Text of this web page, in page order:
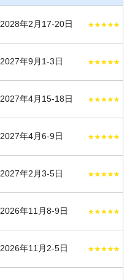
2028年2月17-20日
2027年9月1-3日
2027年4月15-18日
2027年4月6-9日
2027年2月3-5日
2026年11月8-9日
2026年11月2-5日